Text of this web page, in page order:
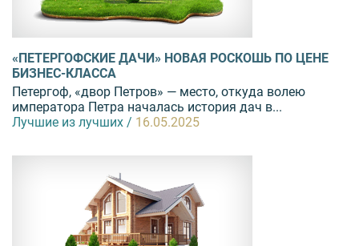
«ПЕТЕРГОФСКИЕ ДАЧИ» НОВАЯ РОСКОШЬ ПО ЦЕНЕ
БИЗНЕС-КЛАССА
Петергоф, «двор Петров» — место, откуда волею
императора Петра началась история дач в...
Лучшие из лучших / 16.05.2025